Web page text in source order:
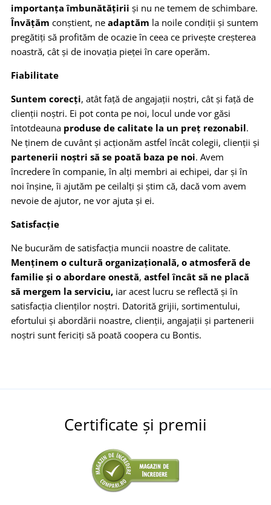
importanța îmbunătățirii și nu ne temem de schimbare.
Învățăm conștient, ne adaptăm la noile condiții și suntem
pregătiți să profităm de ocazie în ceea ce privește creșterea
noastră, cât și de inovația pieței în care operăm.
Fiabilitate
Suntem corecți, atât față de angajații noștri, cât și față de
clienții noștri. Ei pot conta pe noi, locul unde vor găsi
întotdeauna produse de calitate la un preț rezonabil.
Ne ținem de cuvânt și acționăm astfel încât colegii, clienții și
partenerii noștri să se poată baza pe noi. Avem
încredere în companie, în alți membri ai echipei, dar și în
noi înșine, îi ajutăm pe ceilalți și știm că, dacă vom avem
nevoie de ajutor, ne vor ajuta și ei.
Satisfacție
Ne bucurăm de satisfacția muncii noastre de calitate.
Menținem o cultură organizațională, o atmosferă de
familie și o abordare onestă, astfel încât să ne placă
să mergem la serviciu, iar acest lucru se reflectă și în
satisfacția clienților noștri. Datorită grijii, sortimentului,
efortului și abordării noastre, clienții, angajații și partenerii
noștri sunt fericiți să poată coopera cu Bontis.
Certificate și premii